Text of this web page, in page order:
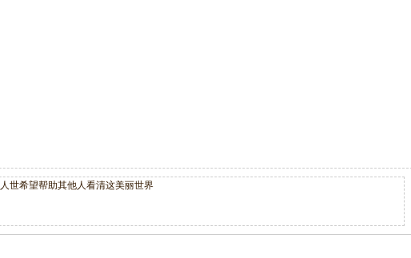
世希望帮助其他人看清这美丽世界